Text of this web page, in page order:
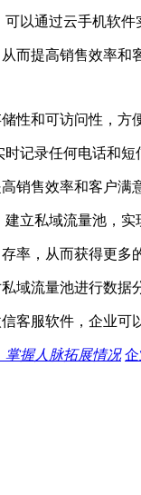
以通过云手机软件
而提高销售效率和
性和可访问性，方
记录任何电话和
销售效率和客户满
立私域流量池，实
率，从而获得更多
域流量池进行数据
服软件，企业
掌握人脉拓展情况